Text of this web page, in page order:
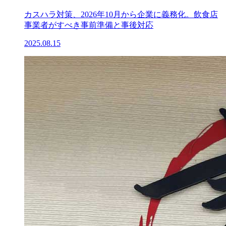
カスハラ対策、2026年10月から企業に義務化。飲食店
事業者がすべき事前準備と事後対応
2025.08.15